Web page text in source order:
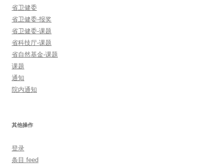
省卫健委
省卫健委-报奖
省卫健委-课题
省科技厅-课题
省自然基金-课题
课题
通知
院内通知
其他操作
登录
条目 feed